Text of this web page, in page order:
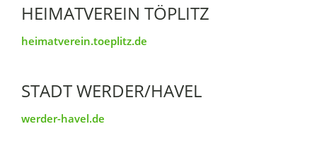
HEIMATVEREIN TÖPLITZ
heimatverein.toeplitz.de
STADT WERDER/HAVEL
werder-havel.de